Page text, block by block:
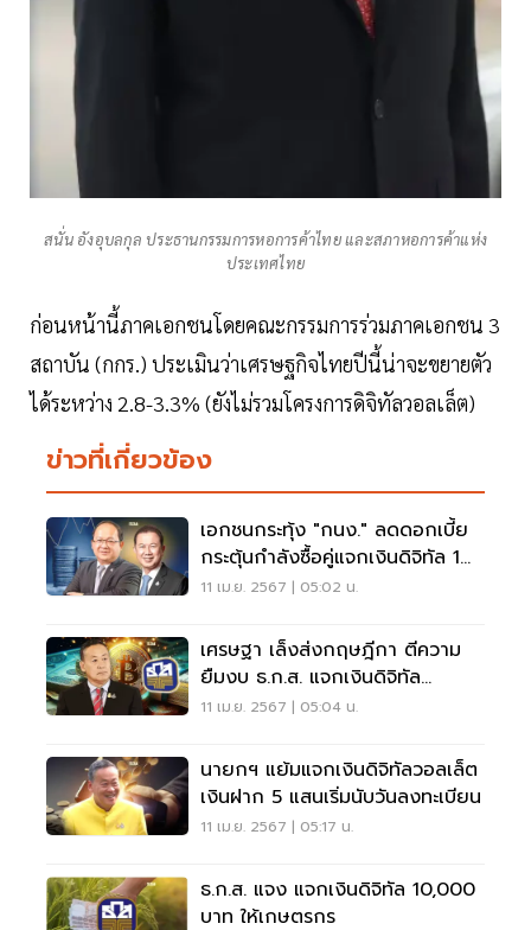
สนั่น อังอุบลกุล ประธานกรรมการหอการค้าไทย และสภาหอการค้าแห่ง
ประเทศไทย
ก่อนหน้านี้ภาคเอกชนโดยคณะกรรมการร่วมภาคเอกชน 3
สถาบัน (กกร.) ประเมินว่าเศรษฐกิจไทยปีนี้น่าจะขยายตัว
ได้ระหว่าง 2.8-3.3% (ยังไม่รวมโครงการดิจิทัลวอลเล็ต)
ข่าวที่เกี่ยวข้อง
เอกชนกระทุ้ง "กนง." ลดดอกเบี้ย
กระตุ้นกำลังซื้อคู่แจกเงินดิจิทัล 1
หมื่น
11 เม.ย. 2567 | 05:02 น.
เศรษฐา เล็งส่งกฤษฎีกา ตีความ
ยืมงบ ธ.ก.ส. แจกเงินดิจิทัล
วอลเล็ต
11 เม.ย. 2567 | 05:04 น.
นายกฯ แย้มแจกเงินดิจิทัลวอลเล็ต
เงินฝาก 5 แสนเริ่มนับวันลงทะเบียน
11 เม.ย. 2567 | 05:17 น.
ธ.ก.ส. แจง แจกเงินดิจิทัล 10,000
บาท ให้เกษตรกร